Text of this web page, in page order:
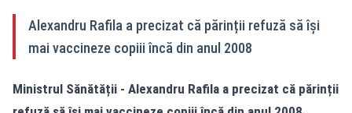
Alexandru Rafila a precizat că părinții refuză să își
mai vaccineze copiii încă din anul 2008
Ministrul Sănătății - Alexandru Rafila a precizat că părinții